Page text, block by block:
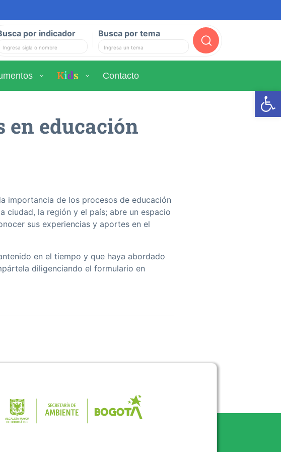
por indicador Busca por tema
Buscar
Kids Contacto
educación
importancia de los procesos de educación
ciudad, la región y el país; abre un espacio
sus experiencias y aportes en el
en el tiempo y que haya abordado
diligenciando el formulario en